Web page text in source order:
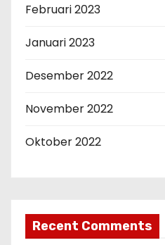
Februari 2023
Januari 2023
Desember 2022
November 2022
Oktober 2022
Recent Comments